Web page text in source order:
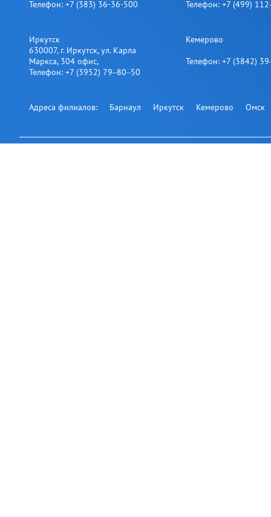
Телефон: +7 (383) 36-36-500 Телефон:+7 (499)
Иркутск
630007, г. Иркутск,ул. Карла
Маркса, 304 офис,
Телефон: +7 (3952) 79‒80‒50
Кемерово
Телефон:+7 (3842)
Адреса филиалов: Барнаул Иркутск Кемерово Омск